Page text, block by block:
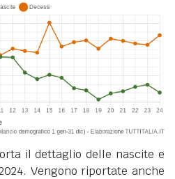
il dettaglio delle nascite e
Vengono riportate anche